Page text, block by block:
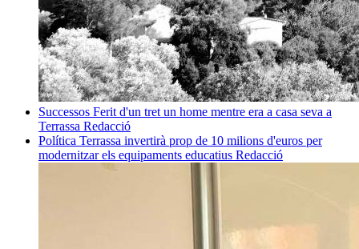
Successos Ferit d'un tret un home mentre era a casa seva a
Terrassa Redacció
Política Terrassa invertirà prop de 10 milions d'euros per
modernitzar els equipaments educatius Redacció